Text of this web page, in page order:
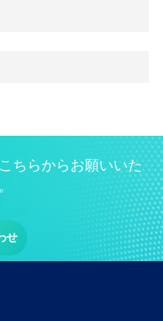
ちらからお願いいた
せ